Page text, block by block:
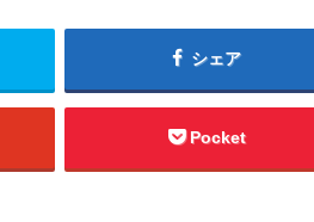
シェア
Pocket